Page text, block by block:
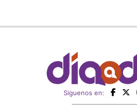
Siguenos en: